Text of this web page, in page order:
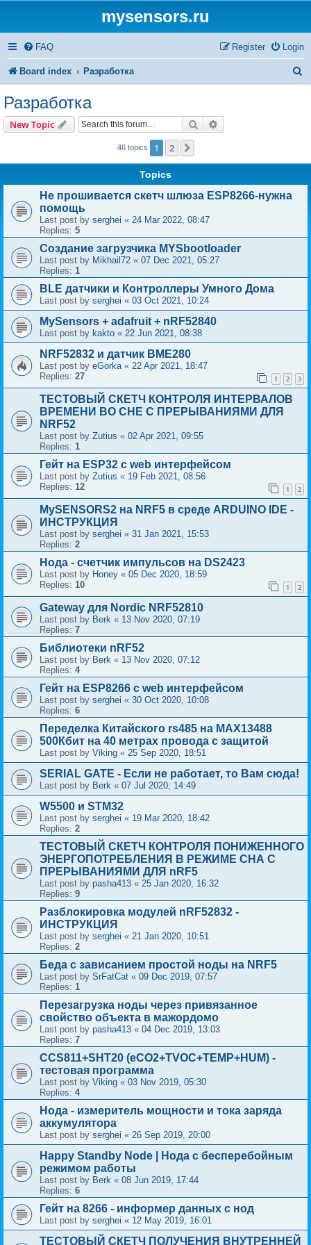
mysensors.ru
FAQ Login
Register
Board index Разработка
Разработка
New Topic Search
46 topics 1 2
Topics
Не прошивается скетч шлюза ESP8266-нужна
помощь
Last post by serghei « 24 Mar 2022, 08:47
Replies: 5
Создание загрузчика MYSbootloader
Last post by Mikhail72 « 07 Dec 2021, 05:27
Replies: 1
BLE датчики и Контроллеры Умного Дома
Last post by serghei « 03 Oct 2021, 10:24
MySensors + adafruit + nRF52840
Last post by kakto « 22 Jun 2021, 08:38
NRF52832 и датчик BME280
Last post by eGorka « 22 Apr 2021, 18:47
Replies: 27 1 2 3
ТЕСТОВЫЙ СКЕТЧ КОНТРОЛЯ ИНТЕРВАЛОВ
ВРЕМЕНИ ВО СНЕ С ПРЕРЫВАНИЯМИ ДЛЯ
NRF52
Last post by Zutius « 02 Apr 2021, 09:55
Replies: 1
Гейт на ESP32 с web интерфейсом
Last post by Zutius « 19 Feb 2021, 08:56
Replies: 12 1 2
MySENSORS2 на NRF5 в среде ARDUINO IDE -
ИНСТРУКЦИЯ
Last post by serghei « 31 Jan 2021, 15:53
Replies: 2
Нода - счетчик импульсов на DS2423
Last post by Honey « 05 Dec 2020, 18:59
Replies: 10 1 2
Gateway для Nordic NRF52810
Last post by Berk « 13 Nov 2020, 07:19
Replies: 7
Библиотеки nRF52
Last post by Berk « 13 Nov 2020, 07:12
Replies: 4
Гейт на ESP8266 с web интерфейсом
Last post by serghei « 30 Oct 2020, 10:08
Replies: 6
Переделка Китайского rs485 на MAX13488
500Кбит на 40 метрах провода с защитой
Last post by Viking « 25 Sep 2020, 18:51
SERIAL GATE - Если не работает, то Вам сюда!
Last post by Berk « 07 Jul 2020, 14:49
W5500 и STM32
Last post by serghei « 19 Mar 2020, 18:42
Replies: 2
ТЕСТОВЫЙ СКЕТЧ КОНТРОЛЯ ПОНИЖЕННОГО
ЭНЕРГОПОТРЕБЛЕНИЯ В РЕЖИМЕ СНА С
ПРЕРЫВАНИЯМИ ДЛЯ nRF5
Last post by pasha413 « 25 Jan 2020, 16:32
Replies: 9
Разблокировка модулей nRF52832 -
ИНСТРУКЦИЯ
Last post by serghei « 21 Jan 2020, 10:51
Replies: 2
Беда с зависанием простой ноды на NRF5
Last post by SrFatCat « 09 Dec 2019, 07:57
Replies: 1
Перезагрузка ноды через привязанное
свойство объекта в мажордомо
Last post by pasha413 « 04 Dec 2019, 13:03
Replies: 7
CCS811+SHT20 (eCO2+TVOC+TEMP+HUM) -
тестовая программа
Last post by Viking « 03 Nov 2019, 05:30
Replies: 4
Нода - измеритель мощности и тока заряда
аккумулятора
Last post by serghei « 26 Sep 2019, 20:00
Happy Standby Node | Нода с бесперебойным
режимом работы
Last post by Berk « 08 Jun 2019, 17:44
Replies: 6
Гейт на 8266 - информер данных с нод
Last post by serghei « 12 May 2019, 16:01
ТЕСТОВЫЙ СКЕТЧ ПОЛУЧЕНИЯ ВНУТРЕННЕЙ